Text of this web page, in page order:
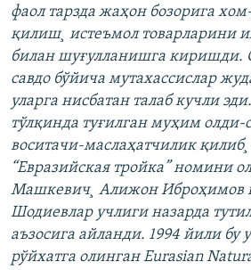
фаол тарзда жаҳон бозорига
қилиш¸ истеъмол товарларини
билан шуғулланишга киришди.
савдо бўйича мутахассислар
уларга нисбатан талаб кучли
тўлқинда туғилган муҳим олди-
воситачи-маслаҳатчилик
“Евразийская тройка” номини
Машкевич¸ Алижон Иброҳимов
Шодиевлар учлиги назарда
аъзосига айланди. 1994 йили бу
рўйхатга олинган Eurasian